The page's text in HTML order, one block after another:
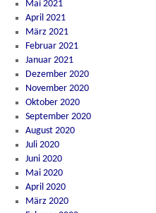
Mai 2021
April 2021
März 2021
Februar 2021
Januar 2021
Dezember 2020
November 2020
Oktober 2020
September 2020
August 2020
Juli 2020
Juni 2020
Mai 2020
April 2020
März 2020